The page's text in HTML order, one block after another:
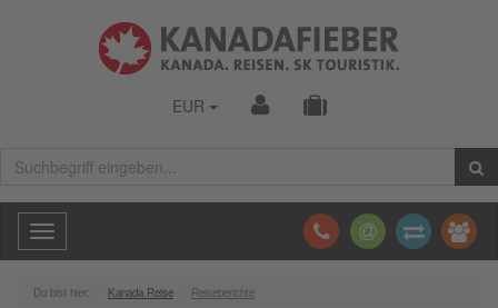
EUR
Toggle
navigation
Du bist hier: Kanada Reise Reiseberichte